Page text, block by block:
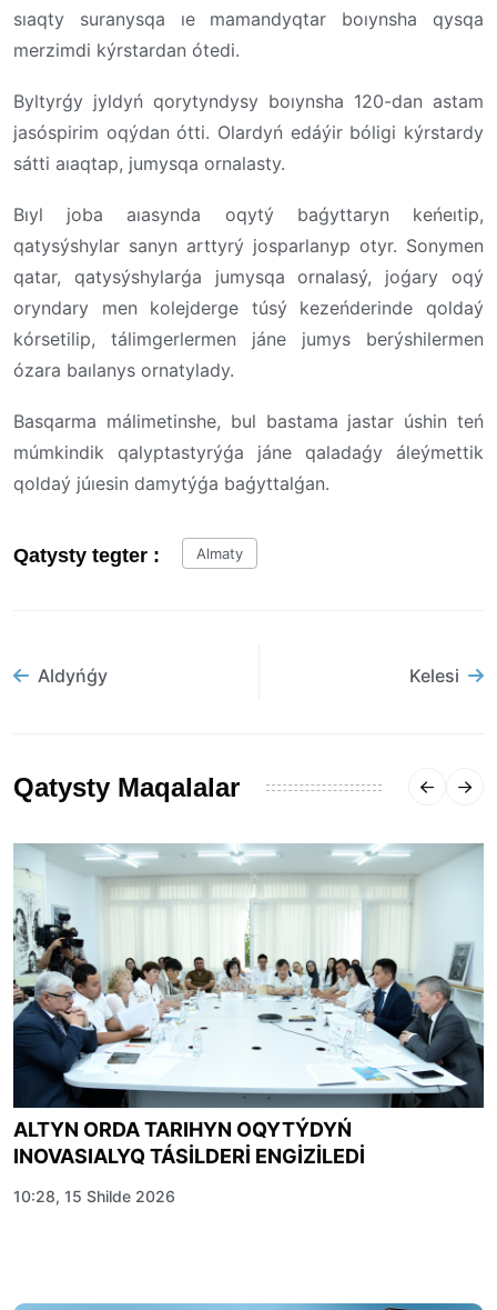
sıaqty suranysqa ıe mamandyqtar boıynsha qysqa
merzimdi kýrstardan ótedi.
Byltyrǵy jyldyń qorytyndysy boıynsha 120-dan astam
jasóspirim oqýdan ótti. Olardyń edáýir bóligi kýrstardy
sátti aıaqtap, jumysqa ornalasty.
Bıyl joba aıasynda oqytý baǵyttaryn keńeıtip,
qatysýshylar sanyn arttyrý josparlanyp otyr. Sonymen
qatar, qatysýshylarǵa jumysqa ornalasý, joǵary oqý
oryndary men kolejderge túsý kezeńderinde qoldaý
kórsetilip, tálimgerlermen jáne jumys berýshilermen
ózara baılanys ornatylady.
Basqarma málimetinshe, bul bastama jastar úshin teń
múmkindik qalyptastyrýǵa jáne qaladaǵy áleýmettik
qoldaý júıesin damytýǵa baǵyttalǵan.
Qatysty tegter : Almaty
Aldyńǵy Kelesi
Qatysty Maqalalar
ALTYN ORDA TARIHYN OQYTÝDYŃ
INOVASIALYQ TÁSİLDERİ ENGİZİLEDİ
10:28, 15 Shilde 2026